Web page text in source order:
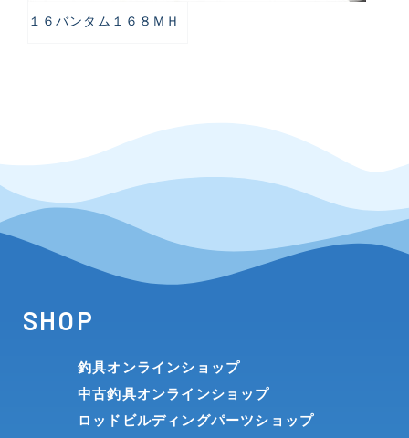
１６バンタム１６８ＭＨ
SHOP
釣具オンラインショップ
中古釣具オンラインショップ
ロッドビルディングパーツショップ